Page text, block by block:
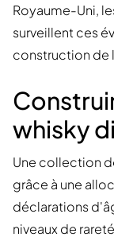
Royaume-Uni,
surveillent ces
construction de
whisky
Une collection
grâce à une
déclarations
niveaux de